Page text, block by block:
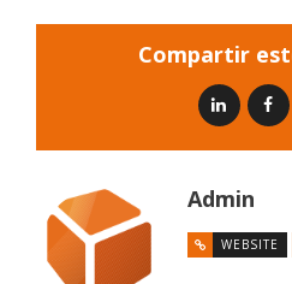
Compartir
Admin
WEBSITE